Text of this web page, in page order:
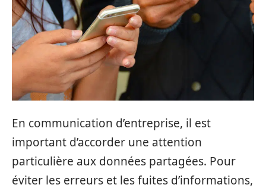
En communication d’entreprise, il est
important d’accorder une attention
particulière aux données partagées. Pour
éviter les erreurs et les fuites d’informations,